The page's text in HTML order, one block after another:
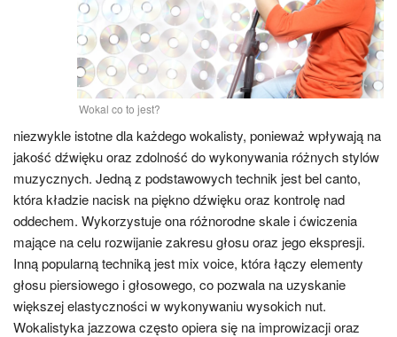
Wokal co to jest?
niezwykle istotne dla każdego wokalisty, ponieważ wpływają na
jakość dźwięku oraz zdolność do wykonywania różnych stylów
muzycznych. Jedną z podstawowych technik jest bel canto,
która kładzie nacisk na piękno dźwięku oraz kontrolę nad
oddechem. Wykorzystuje ona różnorodne skale i ćwiczenia
mające na celu rozwijanie zakresu głosu oraz jego ekspresji.
Inną popularną techniką jest mix voice, która łączy elementy
głosu piersiowego i głosowego, co pozwala na uzyskanie
większej elastyczności w wykonywaniu wysokich nut.
Wokalistyka jazzowa często opiera się na improwizacji oraz